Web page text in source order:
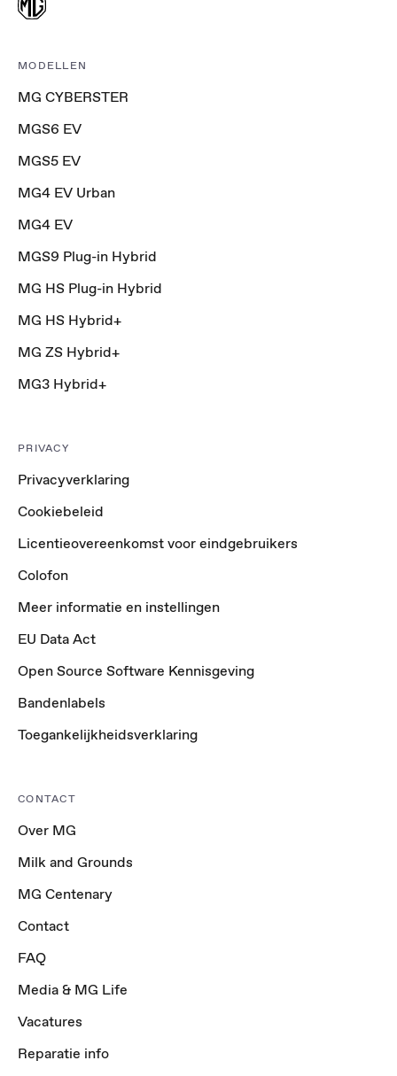
MODELLEN
MG CYBERSTER
MGS6 EV
MGS5 EV
MG4 EV Urban
MG4 EV
MGS9 Plug-in Hybrid
MG HS Plug-in Hybrid
MG HS Hybrid+
MG ZS Hybrid+
MG3 Hybrid+
PRIVACY
Privacyverklaring
Cookiebeleid
Licentieovereenkomst voor eindgebruikers
Colofon
Meer informatie en instellingen
EU Data Act
Open Source Software Kennisgeving
Bandenlabels
Toegankelijkheidsverklaring
CONTACT
Over MG
Milk and Grounds
MG Centenary
Contact
FAQ
Media & MG Life
Vacatures
Reparatie info